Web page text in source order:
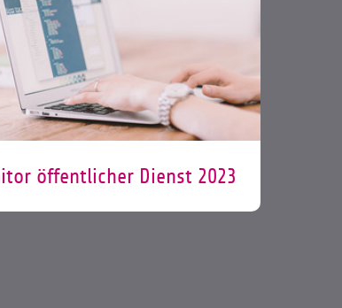
öffentlicher Dienst 2023